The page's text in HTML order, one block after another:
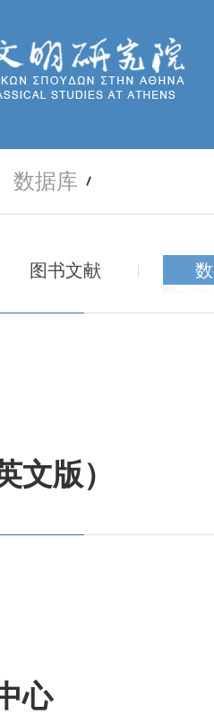
数据库
图书文献
文版）
心